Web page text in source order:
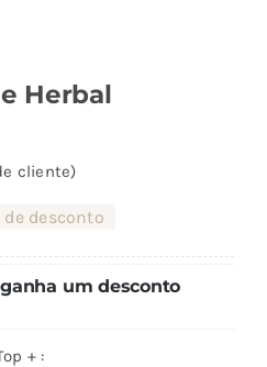
Herbal
cliente)
de desconto
um desconto
+ :